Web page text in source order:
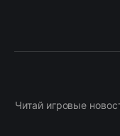
Читай игровые